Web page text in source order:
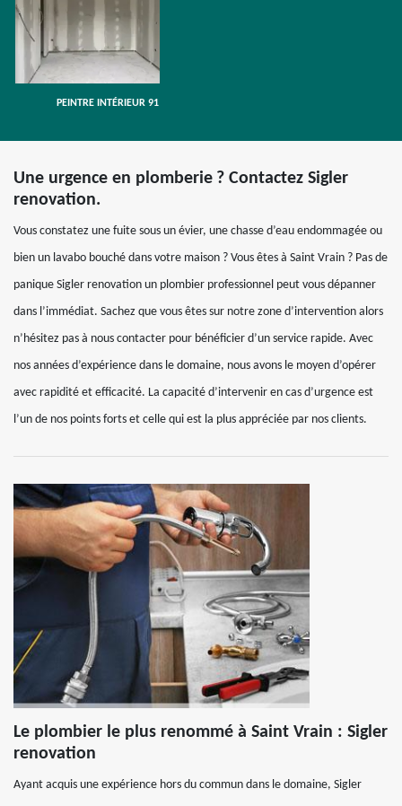
PEINTRE INTÉRIEUR 91
Une urgence en plomberie ? Contactez Sigler
renovation.
Vous constatez une fuite sous un évier, une chasse d’eau endommagée ou
bien un lavabo bouché dans votre maison ? Vous êtes à Saint Vrain ? Pas de
panique Sigler renovation un plombier professionnel peut vous dépanner
dans l’immédiat. Sachez que vous êtes sur notre zone d’intervention alors
n’hésitez pas à nous contacter pour bénéficier d’un service rapide. Avec
nos années d’expérience dans le domaine, nous avons le moyen d’opérer
avec rapidité et efficacité. La capacité d’intervenir en cas d’urgence est
l’un de nos points forts et celle qui est la plus appréciée par nos clients.
Le plombier le plus renommé à Saint Vrain : Sigler
renovation
Ayant acquis une expérience hors du commun dans le domaine, Sigler